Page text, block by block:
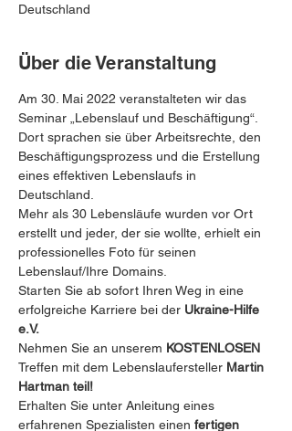
Deutschland
Über die Veranstaltung
Am 30. Mai 2022 veranstalteten wir das
Seminar „Lebenslauf und Beschäftigung“.
Dort sprachen sie über Arbeitsrechte, den
Beschäftigungsprozess und die Erstellung
eines effektiven Lebenslaufs in
Deutschland.
Mehr als 30 Lebensläufe wurden vor Ort
erstellt und jeder, der sie wollte, erhielt ein
professionelles Foto für seinen
Lebenslauf/Ihre Domains.
Starten Sie ab sofort Ihren Weg in eine
erfolgreiche Karriere bei der Ukraine-Hilfe
e.V.
Nehmen Sie an unserem KOSTENLOSEN
Treffen mit dem Lebenslaufersteller Martin
Hartman teil!
Erhalten Sie unter Anleitung eines
erfahrenen Spezialisten einen fertigen